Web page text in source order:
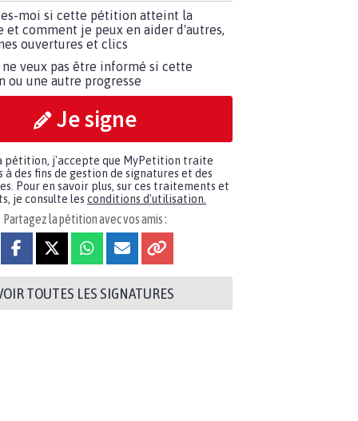
moi si cette pétition atteint la
et comment je peux en aider d'autres,
ouvertures et clics
ne veux pas être informé si cette
ou une autre progresse
Je signe
pétition, j'accepte que MyPetition traite
à des fins de gestion de signatures et des
Pour en savoir plus, sur ces traitements et
je consulte les conditions d'utilisation.
Partagez la pétition avec vos amis :
TOUTES LES SIGNATURES